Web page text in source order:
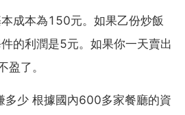
成本為150元。如果乙份炒飯
的利潤是5元。如果你一天賣出
盈了。
多少 根據國內600多家餐廳的資